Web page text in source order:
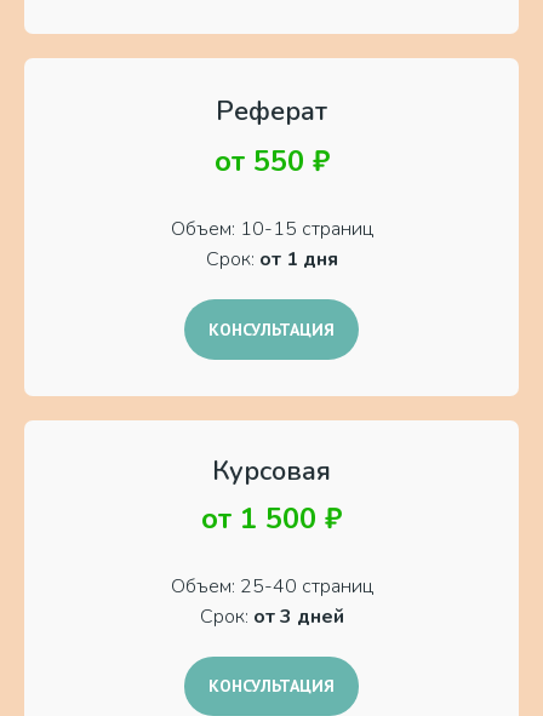
Реферат
от 550 ₽
Объем: 10-15 страниц
Срок: от 1 дня
КОНСУЛЬТАЦИЯ
Курсовая
от 1 500 ₽
Объем: 25-40 страниц
Срок: от 3 дней
КОНСУЛЬТАЦИЯ